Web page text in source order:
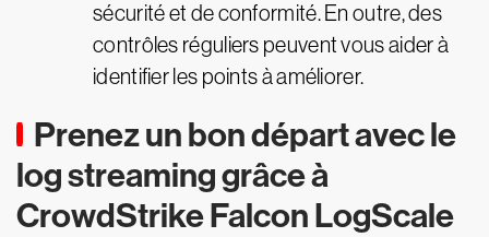
sécurité et de conformité. En outre, des
contrôles réguliers peuvent vous aider à
identifier les points à améliorer.
Prenez un bon départ avec le
log streaming grâce à
CrowdStrike Falcon LogScale